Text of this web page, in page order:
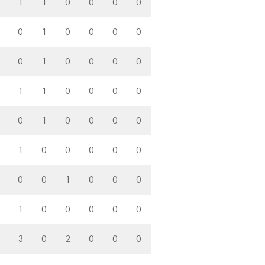
0 1 0 0 0 0
0 1 0 0 0 0
1 1 0 0 0 0
0 1 0 0 0 0
1 0 0 0 0 0
0 0 1 0 0 0
1 0 0 0 0 0
3 0 2 0 0 0